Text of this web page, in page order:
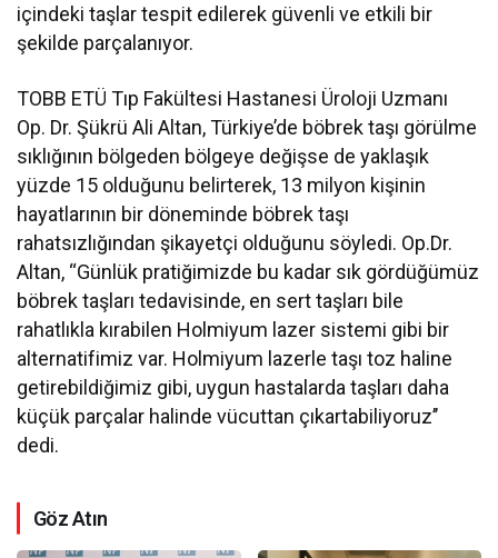
içindeki taşlar tespit edilerek güvenli ve etkili bir
şekilde parçalanıyor.
TOBB ETÜ Tıp Fakültesi Hastanesi Üroloji Uzmanı
Op. Dr. Şükrü Ali Altan, Türkiye’de böbrek taşı görülme
sıklığının bölgeden bölgeye değişse de yaklaşık
yüzde 15 olduğunu belirterek, 13 milyon kişinin
hayatlarının bir döneminde böbrek taşı
rahatsızlığından şikayetçi olduğunu söyledi. Op.Dr.
Altan, “Günlük pratiğimizde bu kadar sık gördüğümüz
böbrek taşları tedavisinde, en sert taşları bile
rahatlıkla kırabilen Holmiyum lazer sistemi gibi bir
alternatifimiz var. Holmiyum lazerle taşı toz haline
getirebildiğimiz gibi, uygun hastalarda taşları daha
küçük parçalar halinde vücuttan çıkartabiliyoruz’’
dedi.
Göz Atın